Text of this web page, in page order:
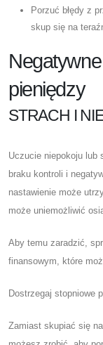
Porzuć błędy z
skup się na
pieniędzy
STRACH I
Uczucie niepokoju lub
braku kontroli i
nastawienie może
może uniemożliwić
Aby temu zaradzić,
finansowym, które
Dostrzegaj stopniowe
Zamiast skupiać się